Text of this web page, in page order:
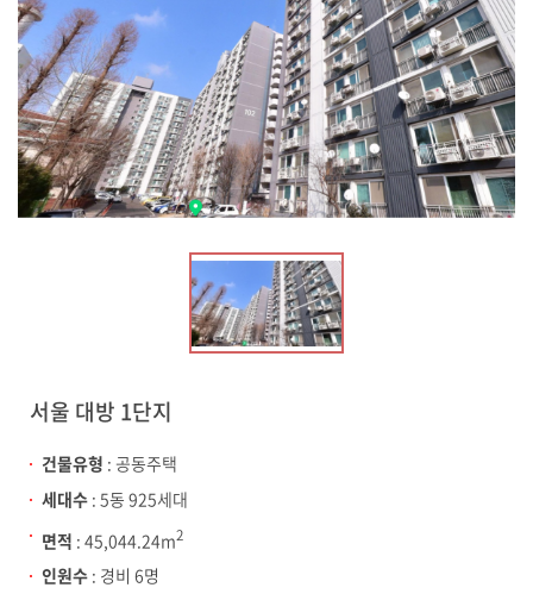
서울 대방 1단지
건물유형 : 공동주택
세대수 : 5동 925세대
면적 : 45,044.24m2
인원수 : 경비 6명